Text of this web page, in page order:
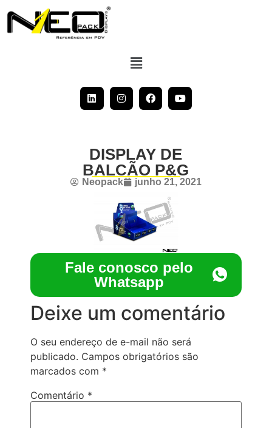
DISPLAY DE
BALCÃO P&G
Neopack junho 21, 2021
Fale conosco pelo
Whatsapp
Deixe um comentário
O seu endereço de e-mail não será
publicado. Campos obrigatórios são
marcados com *
Comentário *